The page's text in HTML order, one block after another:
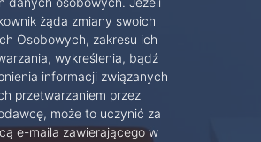
żąda zmiany swoich
Osobowych, zakresu ich
wykreślenia, bądź
informacji związanych
przetwarzaniem przez
może to uczynić za
e-maila zawierającego w